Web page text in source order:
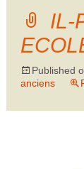
IL-
Published
anciens